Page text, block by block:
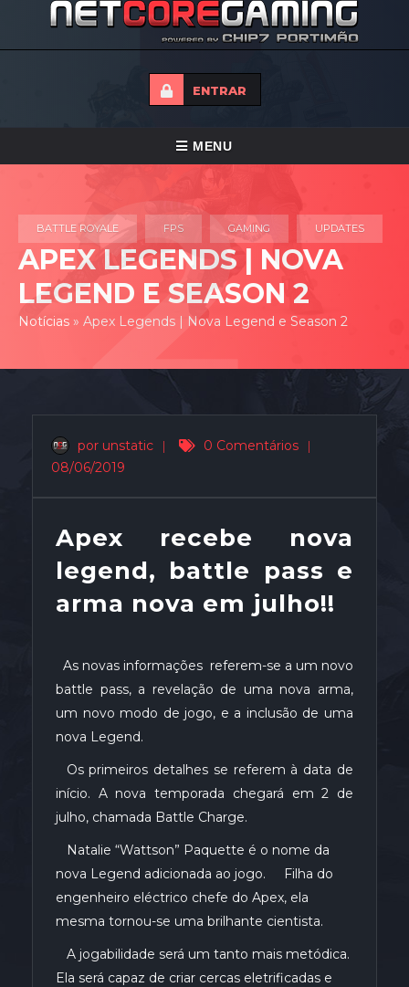
ENTRAR
ALTERNAR
MENU
TORNEIOS
NOTICIAS
FORUMS
BATTLE ROYALE FPS GAMING UPDATES
APEX LEGENDS | NOVA
LEGEND E SEASON 2
Notícias » Apex Legends | Nova Legend e Season 2
por unstatic | 0 Comentários
|
08/06/2019
Apex recebe nova
legend, battle pass e
arma nova em julho!!
As novas informações referem-se a um novo
battle pass, a revelação de uma nova arma,
um novo modo de jogo, e a inclusão de uma
nova Legend.
Os primeiros detalhes se referem à data de
início. A nova temporada chegará em 2 de
julho, chamada Battle Charge.
Natalie “Wattson” Paquette é o nome da
nova Legend adicionada ao jogo. Filha do
engenheiro eléctrico chefe do Apex, ela
mesma tornou-se uma brilhante cientista.
A jogabilidade será um tanto mais metódica.
Ela será capaz de criar cercas eletrificadas e